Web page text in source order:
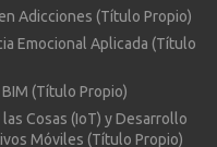
Adicciones (Título Propio)
Emocional Aplicada (Título
(Título Propio)
Cosas (IoT) y Desarrollo
Móviles (Título Propio)